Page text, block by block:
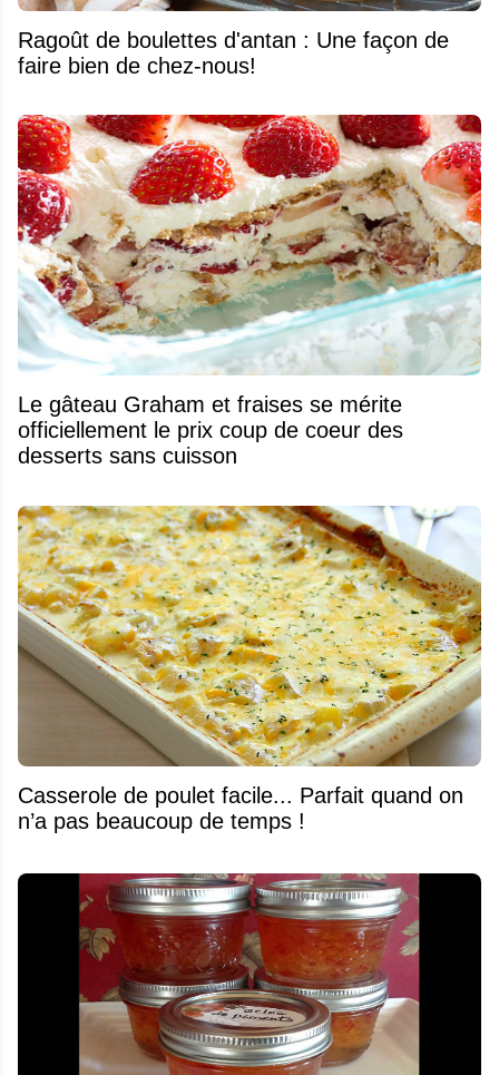
Ragoût de boulettes d'antan : Une façon de
faire bien de chez-nous!
Le gâteau Graham et fraises se mérite
officiellement le prix coup de coeur des
desserts sans cuisson
Casserole de poulet facile... Parfait quand on
n’a pas beaucoup de temps !